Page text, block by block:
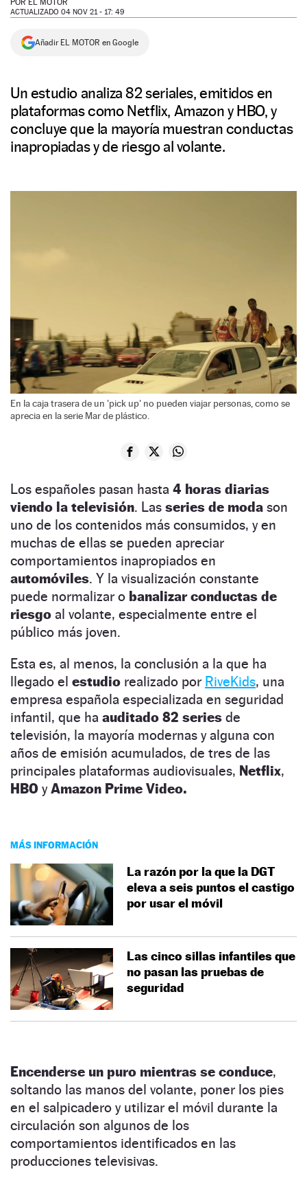
NEWSLETTER
POR EL MOTOR
ACTUALIZADO 04 NOV 21 - 17: 49
Añadir EL MOTOR en Google
Un estudio analiza 82 seriales, emitidos en
plataformas como Netflix, Amazon y HBO, y
concluye que la mayoría muestran conductas
inapropiadas y de riesgo al volante.
En la caja trasera de un 'pick up' no pueden viajar personas, como se
aprecia en la serie Mar de plástico.
Los españoles pasan hasta 4 horas diarias
viendo la televisión. Las series de moda son
uno de los contenidos más consumidos, y en
muchas de ellas se pueden apreciar
comportamientos inapropiados en
automóviles. Y la visualización constante
puede normalizar o banalizar conductas de
riesgo al volante, especialmente entre el
público más joven.
Esta es, al menos, la conclusión a la que ha
llegado el estudio realizado por RiveKids, una
empresa española especializada en seguridad
infantil, que ha auditado 82 series de
televisión, la mayoría modernas y alguna con
años de emisión acumulados, de tres de las
principales plataformas audiovisuales, Netflix,
HBO yAmazon Prime Video.
MÁS INFORMACIÓN
La razón por la que la DGT
eleva a seis puntos el castigo
por usar el móvil
Las cinco sillas infantiles que
no pasan las pruebas de
seguridad
Encenderse un puro mientras se conduce,
soltando las manos del volante, poner los pies
en el salpicadero y utilizar el móvil durante la
circulación son algunos de los
comportamientos identificados en las
producciones televisivas.